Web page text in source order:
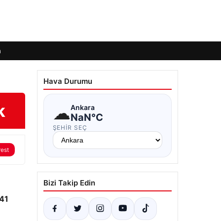
Hava Durumu
☁Ankara
NaN°C
ŞEHIR SEÇ
Bizi Takip Edin